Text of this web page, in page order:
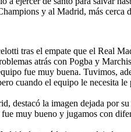
y al Madrid, más
tras el empate que el Real
atrás con Pogba y
fue muy buena. Tuvimos,
cuando el equipo le necesita
destacó la imagen dejada por
muy bueno y jugamos con